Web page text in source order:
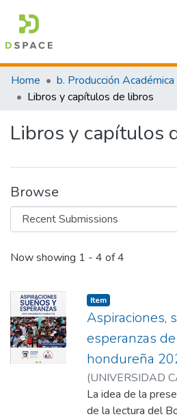
Communities & Collections
Statistics
Home
b. Producción Académica
Libros y capítulos de libros
Libros y capítulos
Browse
Recent Submissions
Now showing 1 - 4 of 4
Item
Aspiraciones,
esperanzas
hondureña
(UNIVERSIDAD
HONDURAS,
La idea de la
de la lectura del